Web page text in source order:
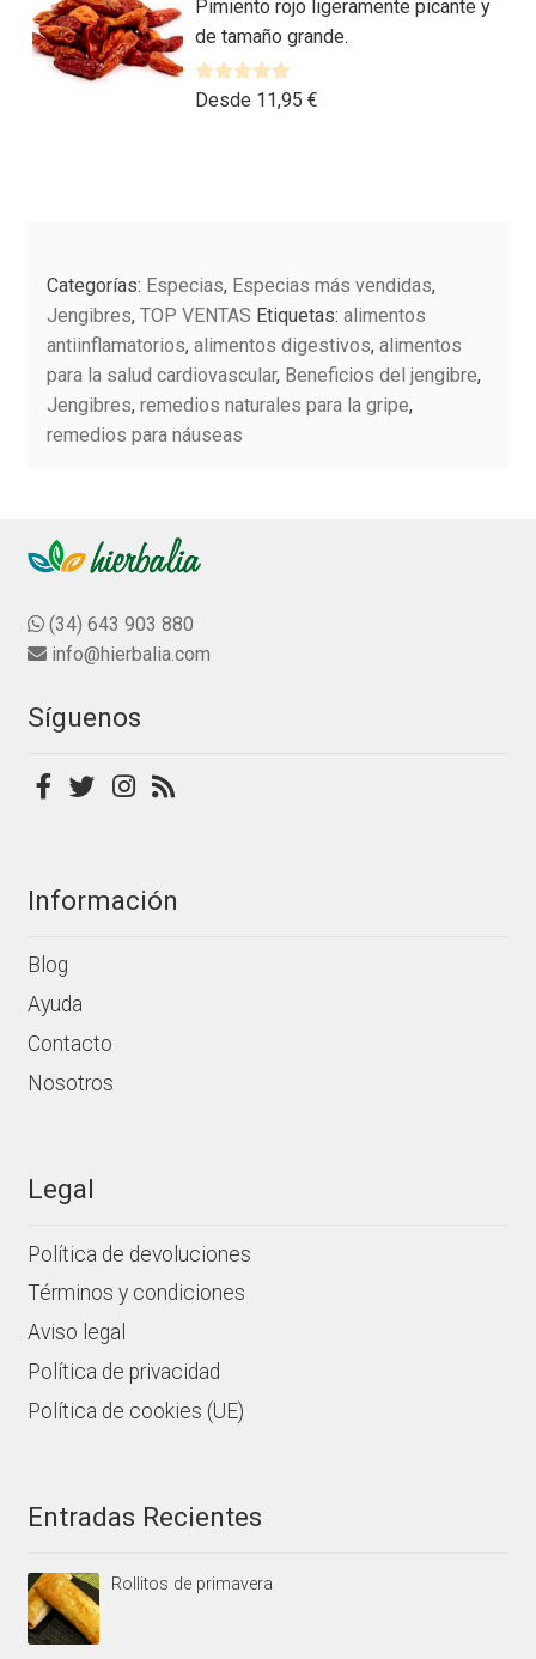
en
la
página
de
o
c
o
tiene
múltiples
variantes.
Las
la
página
de
producto
Pimiento rojo ligeramente picante y
de tamaño grande.
V
o
c
0
d
e
Desde 11,95 €
múltiples
variantes.
Las
opciones
se
pueden
Categorías: Especias, Especias más vendidas,
Jengibres, TOP VENTAS Etiquetas: alimentos
antiinflamatorios, alimentos digestivos, alimentos
para la salud cardiovascular, Beneficios del jengibre,
Jengibres, remedios naturales para la gripe,
remedios para náuseas
(34) 643 903 880
info@hierbalia.com
Síguenos
Información
Blog
Ayuda
Contacto
Nosotros
Legal
Política de devoluciones
Términos y condiciones
Aviso legal
Política de privacidad
Política de cookies (UE)
Entradas Recientes
Rollitos de primavera